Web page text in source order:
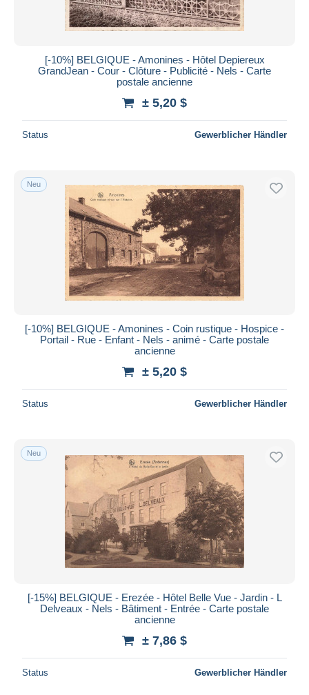
[-10%] BELGIQUE - Amonines - Hôtel Depiereux
GrandJean - Cour - Clôture - Publicité - Nels - Carte
postale ancienne
± 5,20 $
Status Gewerblicher Händler
Neu
[-10%] BELGIQUE - Amonines - Coin rustique - Hospice -
Portail - Rue - Enfant - Nels - animé - Carte postale
ancienne
± 5,20 $
Status Gewerblicher Händler
Neu
[-15%] BELGIQUE - Erezée - Hôtel Belle Vue - Jardin - L
Delveaux - Nels - Bâtiment - Entrée - Carte postale
ancienne
± 7,86 $
Status Gewerblicher Händler